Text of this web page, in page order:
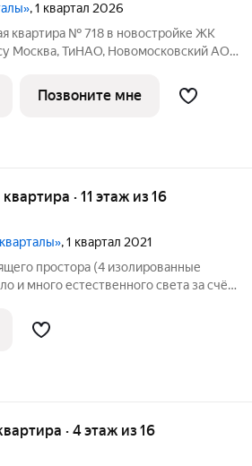
, 1 квартал 2026
квартира № 718 в новостройке ЖК
Москва, ТиНАО, Новомосковский АО,
административный округ, Москва.
Позвоните мне
· 11 этаж из 16
, 1 квартал 2021
и много естественного света за счёт
сделать 2 с/у, любую
· 4 этаж из 16